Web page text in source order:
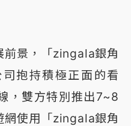
前景，「zingala銀角
抱持積極正面的看
，雙方特別推出7~8
網使用「zingala銀角